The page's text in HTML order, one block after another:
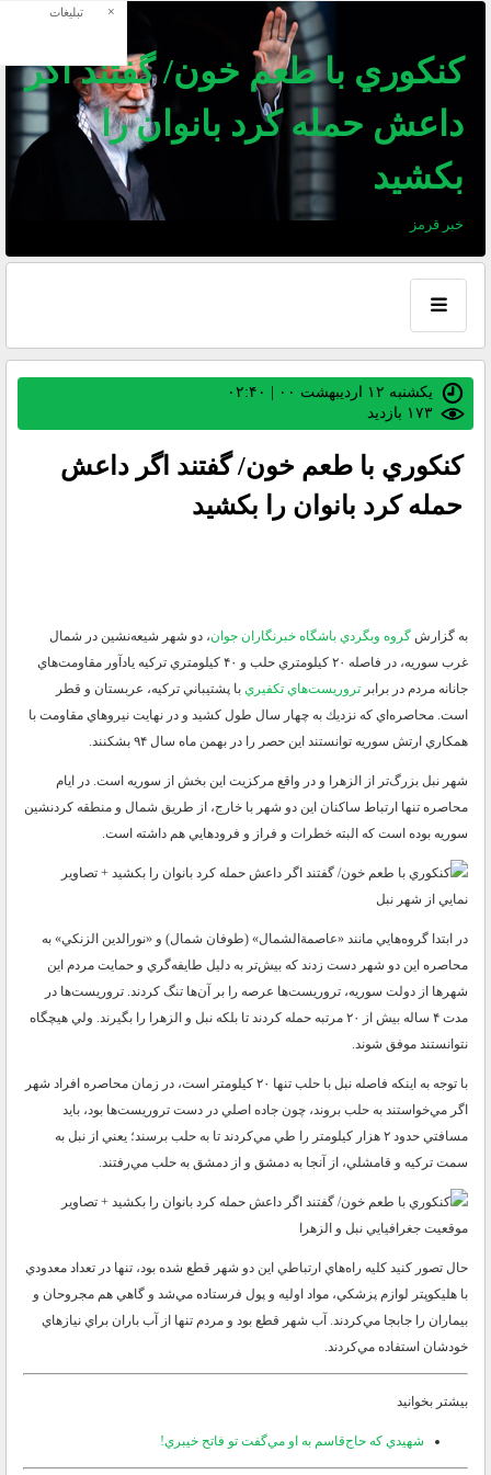
كنكوري با طعم خون/ گفتند اگر
داعش حمله كرد بانوان را
بكشيد
خبر قرمز
یکشنبه ۱۲ اردیبهشت ۰۰ | ۰۲:۴۰
كنكوري با طعم خون/ گفتند اگر داعش
حمله كرد بانوان را بكشيد
به گزارش گروه وبگردي باشگاه خبرنگاران جوان، دو شهر شيعه‌نشين در شمال
غرب سوريه
، در فاصله ۲۰ كيلومتري حلب و ۴۰ كيلومتري تركيه يادآور مقاومت‌هاي
جانانه مردم در برابر تروريست‌هاي تكفيريبا پشتيباني تركيه، عربستان و قطر
است. محاصره‌اي كه نزديك به چهار سال طول كشيد و در نهايت نيرو‌هاي مقاومتبا
همكاري ارتش سوريه توانستند اين حصر را در بهمن ماه سال ۹۴ بشكنند.
شهر نبل بزرگ‌تر از الزهرا و در واقع مركزيت اين بخش از سوريه است. در ايام
محاصره تنها ارتباط ساكنان اين دو شهر با خارج، از طريق شمال و منطقه كردنشين
سوريه بوده است كه البته خطرات و فراز و فرود‌هايي هم داشته است.
نمايي از شهر نبل
در ابتدا گروه‌هايي مانند «عاصمة‌الشمال» (طوفان شمال) و «نورالدين الزنكي» به
محاصره اين دو شهر دست زدند كه بيش‌تر به دليل طايفه‌گري و حمايت مردم اين
شهر‌ها از دولت سوريه، تروريست‌ها عرصه را بر آن‌ها تنگ كردند. تروريست‌ها در
مدت ۴ ساله بيش از ۲۰ مرتبه حمله كردند تا بلكه نبل و الزهرا را بگيرند. ولي هيچگاه
نتوانستند موفق شوند.
با توجه به اينكه فاصله نبل با حلب تنها ۲۰ كيلومتر است، در زمان محاصره افراد شهر
اگر مي‌خواستند به حلب بروند، چون جاده اصلي در دست تروريست‌ها بود، بايد
مسافتي حدود ۲ هزار كيلومتر را طي مي‌كردند تا به حلب برسند؛ يعني از نبل به
سمت تركيه و قامشلي، از آنجا به دمشق و از دمشق به حلب مي‌رفتند.
موقعيت جغرافيايي نبل و الزهرا
حال تصور كنيد كليه راه‌هاي ارتباطي اين دو شهر قطع شده بود، تنها در تعداد معدودي
با هليكوپتر لوازم پزشكي، مواد اوليه و پول فرستاده مي‌شد و گاهي هم مجروحان و
بيماران را جابجا مي‌كردند. آب شهر قطع بود و مردم تنها از آب باران براي نياز‌هاي
خودشان استفاده مي‌كردند.
بيشتر بخوانيد
شهيدي كه حاج‌قاسم به او مي‌گفت تو فاتح خيبري!
تبلیغات ×